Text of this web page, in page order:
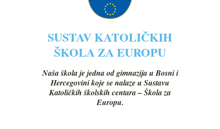
SUSTAV KATOLIČKIH
ŠKOLA ZA EUROPU
Naša škola je jedna od gimnazija u Bosni i
Hercegovini koje se nalaze u Sustavu
Katoličkih školskih centara – Škola za
Europu.